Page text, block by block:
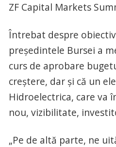
ZF Capital Markets
Întrebat despre
preşedintele Bursei a
curs de aprobare
creştere, dar şi că un
Hidroelectrica, care va
nou, vizibilitate,
„Pe de altă parte, ne